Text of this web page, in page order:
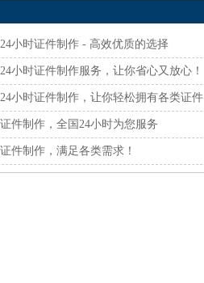
小时证件制作 - 高效优质的选择
小时证件制作服务，让你省心又放心！
小时证件制作，让你轻松拥有各类证件
件制作，全国24小时为您服务
件制作，满足各类需求！